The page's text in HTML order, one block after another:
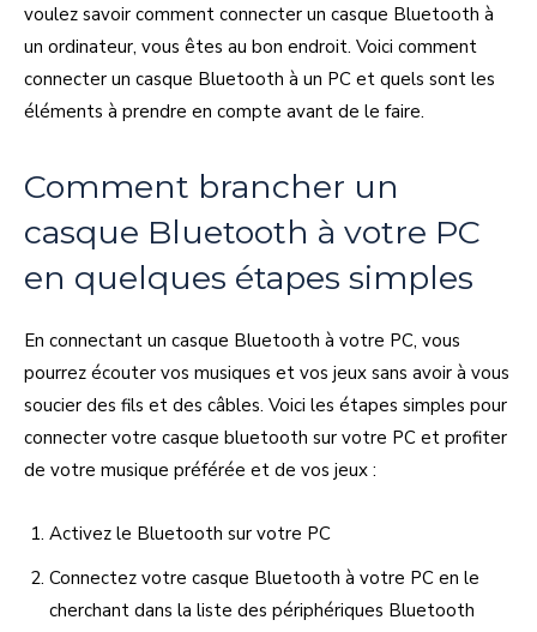
voulez savoir comment connecter un casque Bluetooth à
un ordinateur, vous êtes au bon endroit. Voici comment
connecter un casque Bluetooth à un PC et quels sont les
éléments à prendre en compte avant de le faire.
Comment brancher un
casque Bluetooth à votre PC
en quelques étapes simples
En connectant un casque Bluetooth à votre PC, vous
pourrez écouter vos musiques et vos jeux sans avoir à vous
soucier des fils et des câbles. Voici les étapes simples pour
connecter votre casque bluetooth sur votre PC et profiter
de votre musique préférée et de vos jeux :
Activez le Bluetooth sur votre PC
Connectez votre casque Bluetooth à votre PC en le
cherchant dans la liste des périphériques Bluetooth